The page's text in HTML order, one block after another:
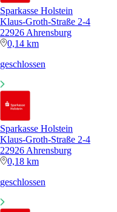
Sparkasse Holstein
Klaus-Groth-Straße 2-4
22926 Ahrensburg
0,14 km
geschlossen
Sparkasse Holstein
Klaus-Groth-Straße 2-4
22926 Ahrensburg
0,18 km
geschlossen